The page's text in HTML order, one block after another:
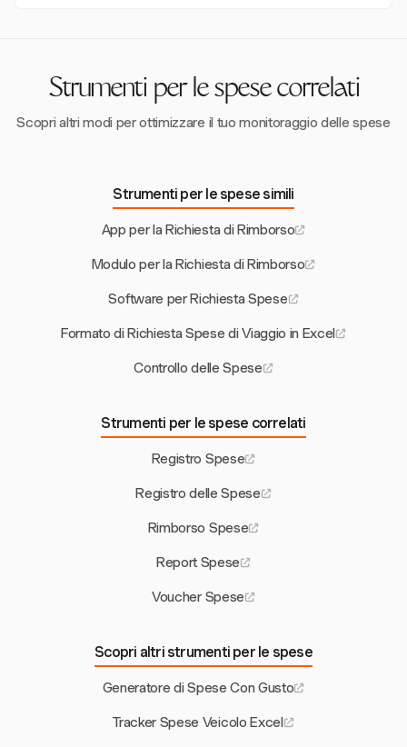
la conformità. Sebbene Harvest aiuti nel tracciamento
delle spese, gli utenti devono assicurarsi che i loro report
soddisfino le normative locali.
Strumenti per le spese correlati
Scopri altri modi per ottimizzare il tuo monitoraggio delle spese
Strumenti per le spese simili
App per la Richiesta di Rimborso
Modulo per la Richiesta di Rimborso
Software per Richiesta Spese
Formato di Richiesta Spese di Viaggio in Excel
Controllo delle Spese
Strumenti per le spese correlati
Registro Spese
Registro delle Spese
Rimborso Spese
Report Spese
Voucher Spese
Scopri altri strumenti per le spese
Generatore di Spese Con Gusto
Tracker Spese Veicolo Excel